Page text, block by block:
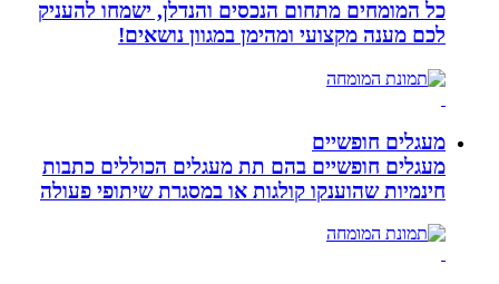
כל המומחים מתחום הנכסים והנדלן, ישמחו להעניק
לכם מענה מקצועי ומהימן במגוון נושאים!
מעגלים חופשיים
מעגלים חופשיים בהם תת מעגלים הכוללים כתבות
חינמיות שהוענקו קולגות או במסגרת שיתופי פעולה